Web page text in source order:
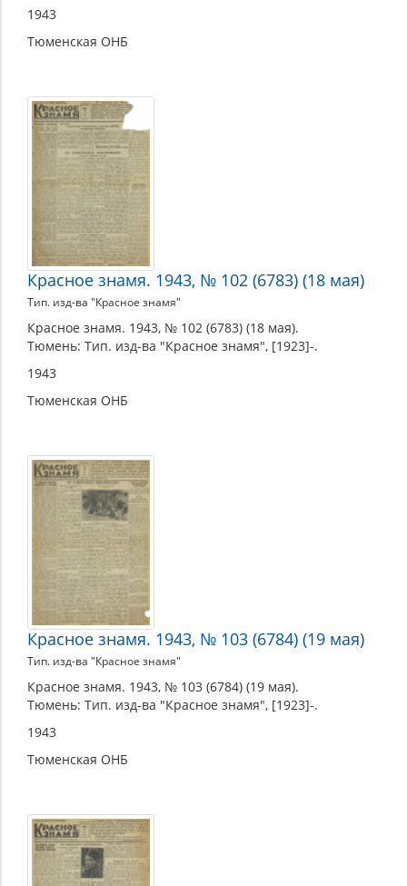
1943
Тюменская ОНБ
Красное знамя. 1943, № 102 (6783) (18 мая)
Тип. изд-ва "Красное знамя"
Красное знамя. 1943, № 102 (6783) (18 мая).
Тюмень: Тип. изд-ва "Красное знамя", [1923]-.
1943
Тюменская ОНБ
Красное знамя. 1943, № 103 (6784) (19 мая)
Тип. изд-ва "Красное знамя"
Красное знамя. 1943, № 103 (6784) (19 мая).
Тюмень: Тип. изд-ва "Красное знамя", [1923]-.
1943
Тюменская ОНБ